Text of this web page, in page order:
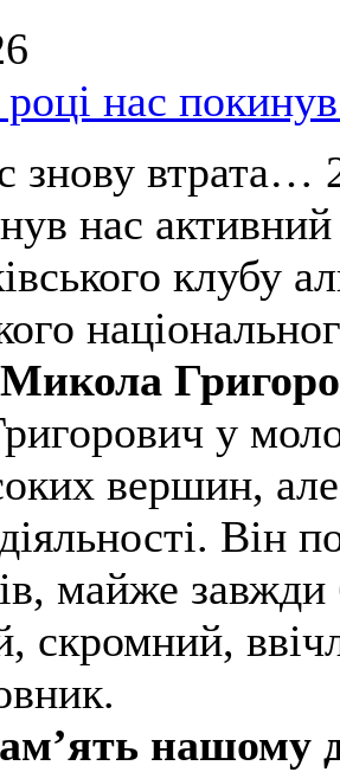
нас
знову втрата…
нас
клубу
Микола
у
вершин,
Він
майже
скромний,
нашому